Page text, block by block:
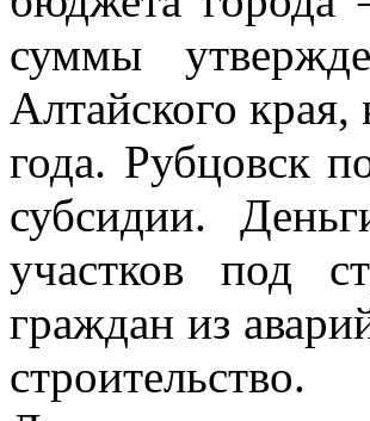
суммы
Алтайского
года. Рубцовск
субсидии.
участков под
граждан из
строительство.